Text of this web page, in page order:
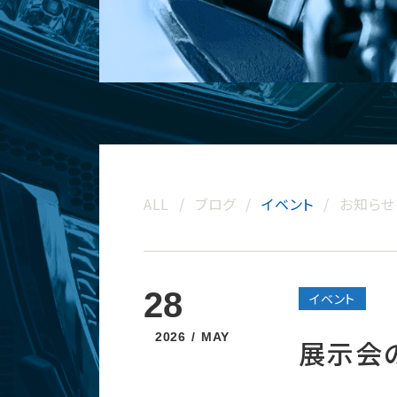
ALL ブログ イベント お知らせ
28
2026 MAY
イベント
展示会